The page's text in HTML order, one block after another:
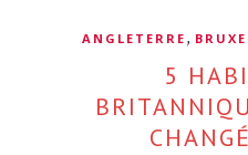
ANGLETERRE ,
5